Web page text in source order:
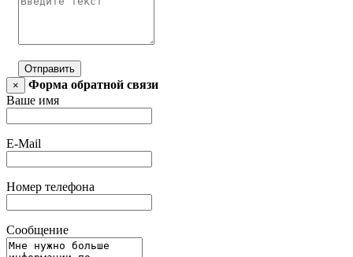
Отправить
×
Форма обратной связи
Ваше имя
E-Mail
Номер телефона
Сообщение